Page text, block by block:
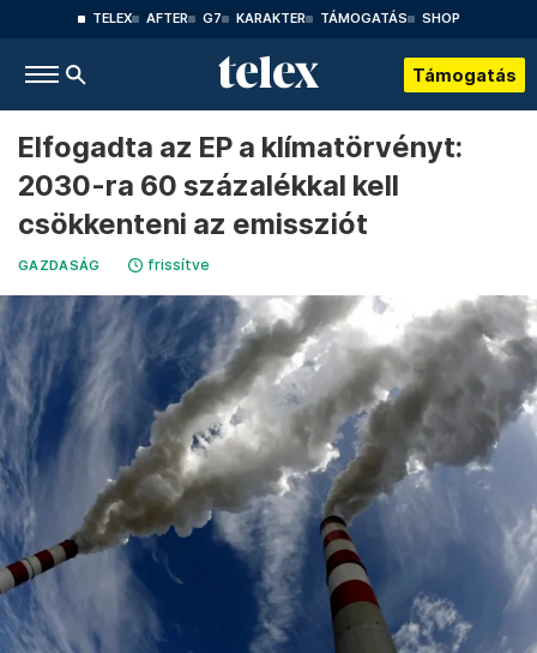
TELEX AFTER G7 KARAKTER TÁMOGATÁS SHOP
Támogatás
Elfogadta az EP a klímatörvényt:
2030-ra 60 százalékkal kell
csökkenteni az emissziót
GAZDASÁG frissítve